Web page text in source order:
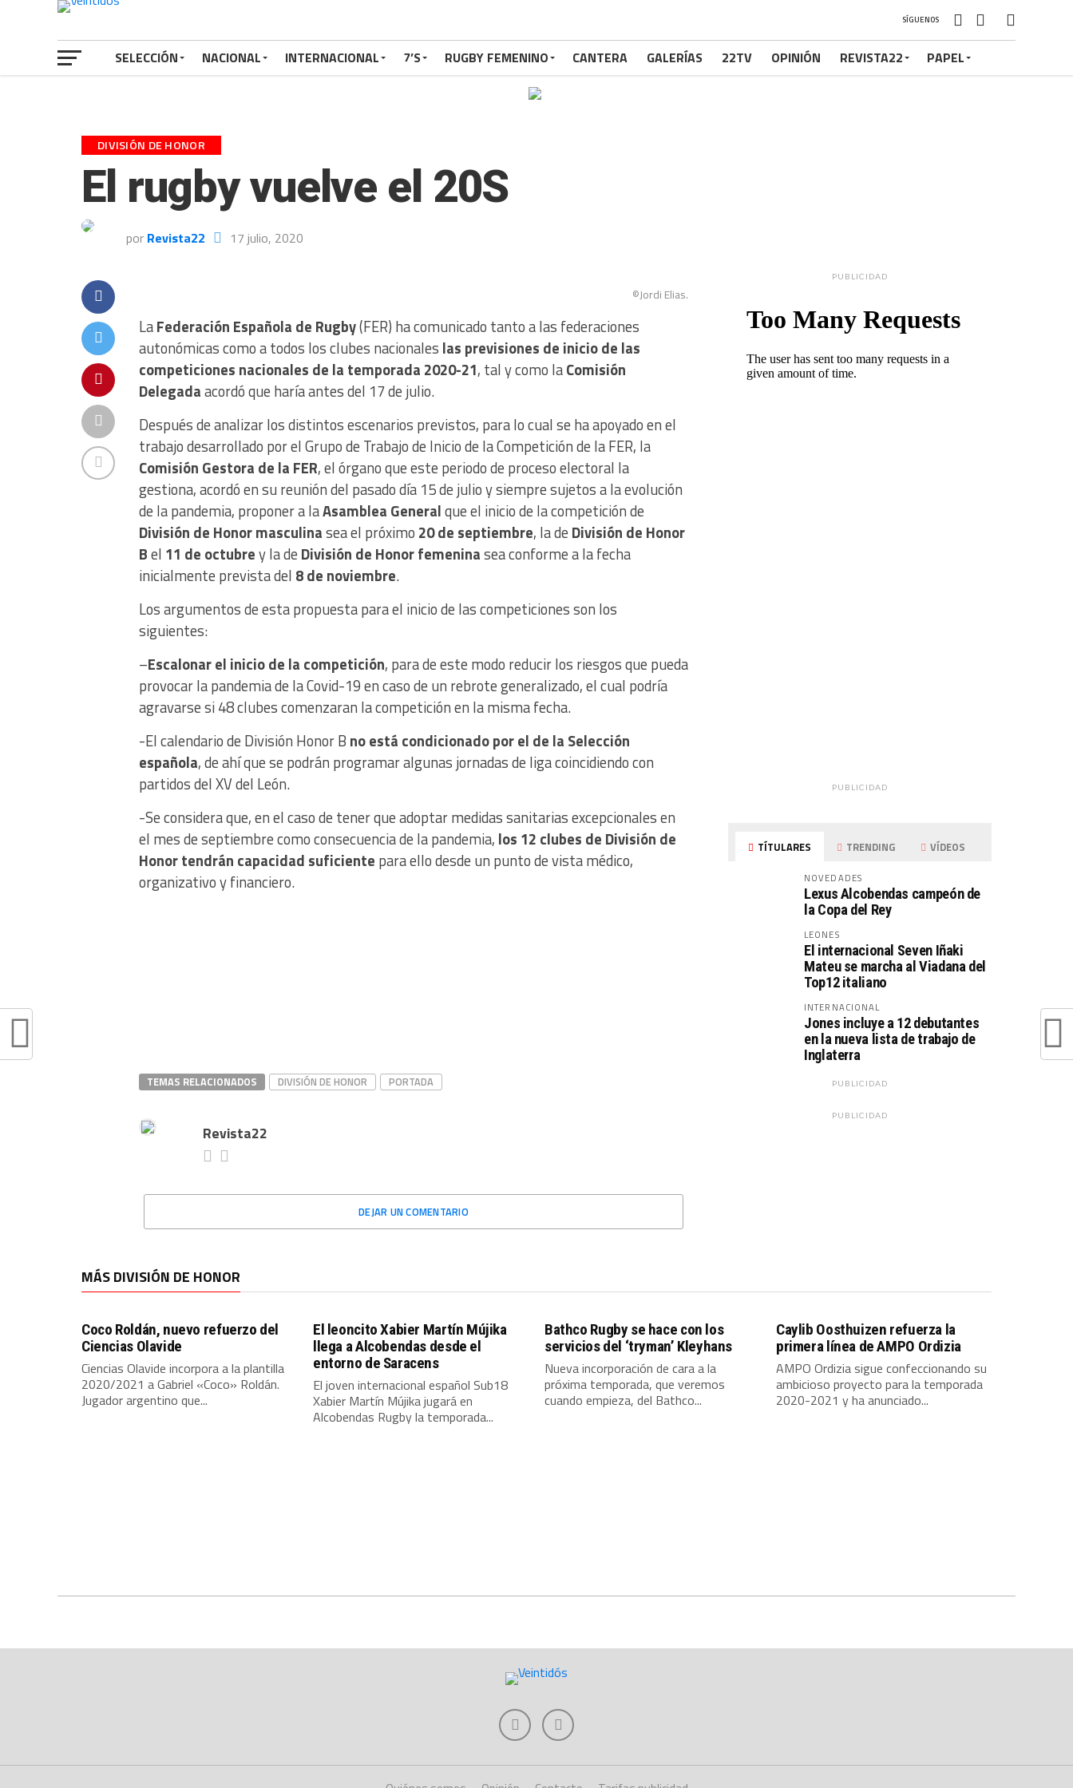
SÍGUENOS
SELECCIÓN NACIONAL INTERNACIONAL 7’S RUGBY FEMENINO CANTERA GALERÍAS 22TV OPINIÓN REVISTA22 PAPEL
DIVISIÓN DE HONOR
El rugby vuelve el 20S
por Revista22 17 julio, 2020
©Jordi Elias.
LaFederación Española de Rugby(FER) ha comunicado tanto a las federaciones
autonómicas como a todos los clubes nacionales las previsiones de inicio de las
competiciones nacionales de la temporada 2020-21, tal y como laComisión
Delegadaacordó que haría antes del 17 de julio.
Después de analizar los distintos escenarios previstos, para lo cual se ha apoyado en el
trabajo desarrollado por el Grupo de Trabajo de Inicio de la Competición de la FER, la
Comisión Gestora de la FER, el órgano que este periodo de proceso electoral la
gestiona, acordó en su reunión del pasado día 15 de julio y siempre sujetos a la evolución
de la pandemia, proponer a laAsamblea Generalque el inicio de la competición de
División de Honor masculinasea el próximo 20 de septiembre, la de División de Honor
Bel 11 de octubrey la de División de Honor femeninasea conforme a la fecha
inicialmente prevista del 8 de noviembre.
Los argumentos de esta propuesta para el inicio de las competiciones son los
siguientes:
–Escalonar el inicio de la competición, para de este modo reducir los riesgos que pueda
provocar la pandemia de la Covid-19 en caso de un rebrote generalizado, el cual podría
agravarse si 48 clubes comenzaran la competición en la misma fecha.
-El calendario de División Honor B no está condicionado por el de la Selección
española, de ahí que se podrán programar algunas jornadas de liga coincidiendo con
partidos del XV del León.
-Se considera que, en el caso de tener que adoptar medidas sanitarias excepcionales en
el mes de septiembre como consecuencia de la pandemia, los 12 clubes de División de
Honor tendrán capacidad suficiente para ello desde un punto de vista médico,
organizativo y financiero.
TEMAS RELACIONADOS DIVISIÓN DE HONOR PORTADA
Revista22
DEJAR UN COMENTARIO
PUBLICIDAD
PUBLICIDAD
TÍTULARES TRENDING VÍDEOS
NOVEDADES
Lexus Alcobendas campeón de
la Copa del Rey
LEONES
El internacional Seven Iñaki
Mateu se marcha al Viadana del
Top12 italiano
INTERNACIONAL
Jones incluye a 12 debutantes
en la nueva lista de trabajo de
Inglaterra
PUBLICIDAD
PUBLICIDAD
MÁS DIVISIÓN DE HONOR
Coco Roldán, nuevo refuerzo del
Ciencias Olavide
Ciencias Olavide incorpora a la plantilla
2020/2021 a Gabriel «Coco» Roldán.
Jugador argentino que...
El leoncito Xabier Martín Mújika
llega a Alcobendas desde el
entorno de Saracens
El joven internacional español Sub18
Xabier Martín Mújika jugará en
Alcobendas Rugby la temporada...
Bathco Rugby se hace con los
servicios del ‘tryman’ Kleyhans
Nueva incorporación de cara a la
próxima temporada, que veremos
cuando empieza, del Bathco...
Caylib Oosthuizen refuerza la
primera línea de AMPO Ordizia
AMPO Ordizia sigue confeccionando su
ambicioso proyecto para la temporada
2020-2021 y ha anunciado...